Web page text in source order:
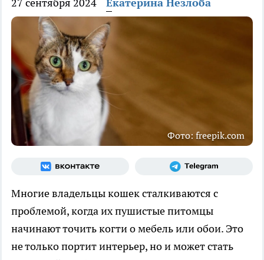
Фото: freepik.com
Многие владельцы кошек сталкиваются с
проблемой, когда их пушистые питомцы
начинают точить когти о мебель или обои. Это
не только портит интерьер, но и может стать